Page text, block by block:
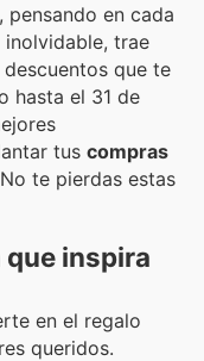
pensando en cada
trae
que te
hasta el 31 de
tus compras
te pierdas estas
que inspira
en el regalo
queridos.